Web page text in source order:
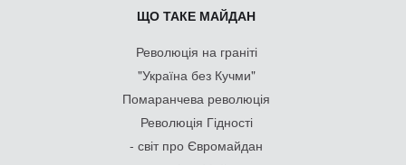
ЩО ТАКЕ МАЙДАН
Революція на граніті
"Україна без Кучми"
Помаранчева революція
Революція Гідності
- світ про Євромайдан